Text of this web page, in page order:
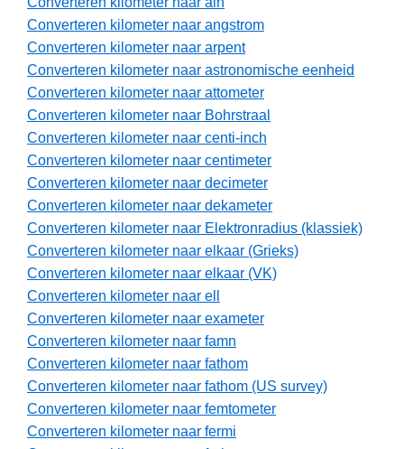
Converteren kilometer naar angstrom
Converteren kilometer naar arpent
Converteren kilometer naar astronomische eenheid
Converteren kilometer naar attometer
Converteren kilometer naar Bohrstraal
Converteren kilometer naar centi-inch
Converteren kilometer naar centimeter
Converteren kilometer naar decimeter
Converteren kilometer naar dekameter
Converteren kilometer naar Elektronradius (klassiek)
Converteren kilometer naar elkaar (Grieks)
Converteren kilometer naar elkaar (VK)
Converteren kilometer naar ell
Converteren kilometer naar exameter
Converteren kilometer naar famn
Converteren kilometer naar fathom
Converteren kilometer naar fathom (US survey)
Converteren kilometer naar femtometer
Converteren kilometer naar fermi